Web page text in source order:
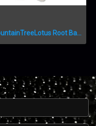
MountainTreeLotus Root Bacteria House III